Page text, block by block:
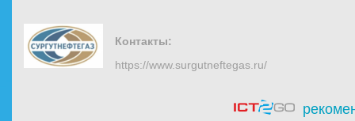
Контакты:
https://www.surgutneftegas.ru/